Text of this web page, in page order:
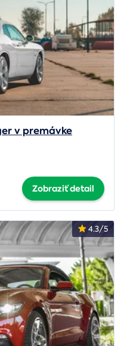
v premávke
Zobraziť detail
4.3/5